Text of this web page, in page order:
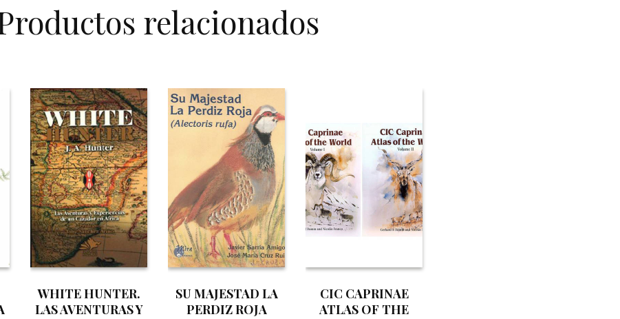
relacionados
WHITE HUNTER.
LAS AVENTURAS Y
SU MAJESTAD LA
PERDIZ ROJA
CIC CAPRINAE
ATLAS OF THE